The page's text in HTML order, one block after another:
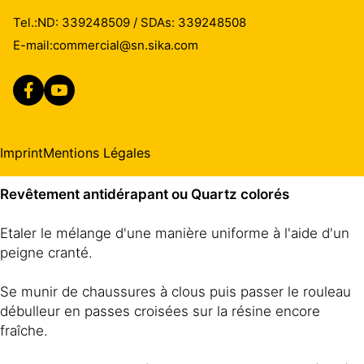
augmenter comme la porosité, la rugosité, les pertes,
etc…
Revêtement autolissant
Etaler le mélange d'une manière uniforme à l'aide d'un
peigne cranté.
fraîche.
Revêtement antidérapant ou Quartz colorés
Etaler le mélange d'une manière uniforme à l'aide d'un
peigne cranté.
Se munir de chaussures à clous puis passer le rouleau
débulleur en passes croisées sur la résine encore
fraîche.
Tel.:ND: 339248509 / SDAs: 339248508
E-mail:commercial@sn.sika.com
ImprintMentions Légales